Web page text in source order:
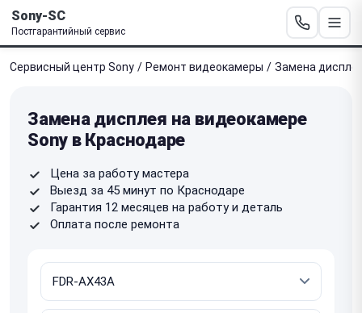
Sony-SC
Постгарантийный сервис
Сервисный центр Sony / Ремонт видеокамеры / Замена
Замена дисплея на видеокамере
Sony в Краснодаре
Цена за работу мастера
Выезд за 45 минут по Краснодаре
Гарантия 12 месяцев на работу и деталь
Оплата после ремонта